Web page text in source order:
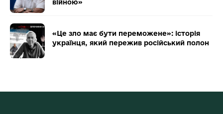
війною»
«Це зло має бути переможене»: історія
українця, який пережив російський полон